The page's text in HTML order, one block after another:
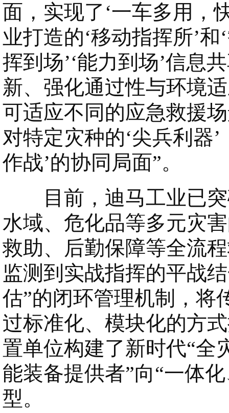
面，实现了‘一车多用，
业打造的‘移动指挥所’和
挥到场’‘能力到场’信息
新、强化通过性与环境
可适应不同的应急救援
对特定灾种的‘尖兵利器
作战’的协同局面”。
目前，迪马工业已突
水域、危化品等多元灾
救助、后勤保障等全流
监测到实战指挥的平
估”的闭环管理机制，将
过标准化、模块化的方
置单位构建了新时代“全
能装备提供者”向“一体
型。